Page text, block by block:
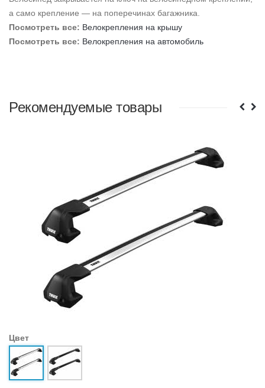
а само крепление — на поперечинах багажника.
Посмотреть все: Велокрепления на крышу
Посмотреть все: Велокрепления на автомобиль
Рекомендуемые товары
Цвет